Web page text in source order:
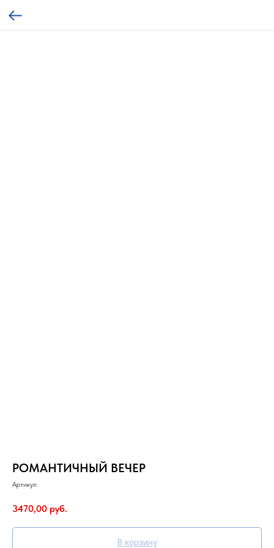
РОМАНТИЧНЫЙ ВЕЧЕР
Артикул:
3470,00 руб.
В корзину